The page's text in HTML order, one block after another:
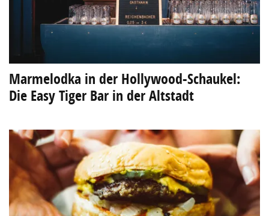
Marmelodka in der Hollywood-Schaukel:
Die Easy Tiger Bar in der Altstadt